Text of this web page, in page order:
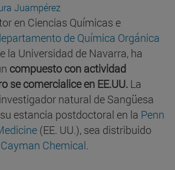
Juampérez
en Ciencias Químicas e
de Química Orgánica
la Universidad de Navarra, ha
compuesto con actividad
se comercialice en EE.UU. La
natural de Sangüesa
estancia postdoctoral en la Penn
(EE. UU.), sea distribuido
Cayman Chemical.